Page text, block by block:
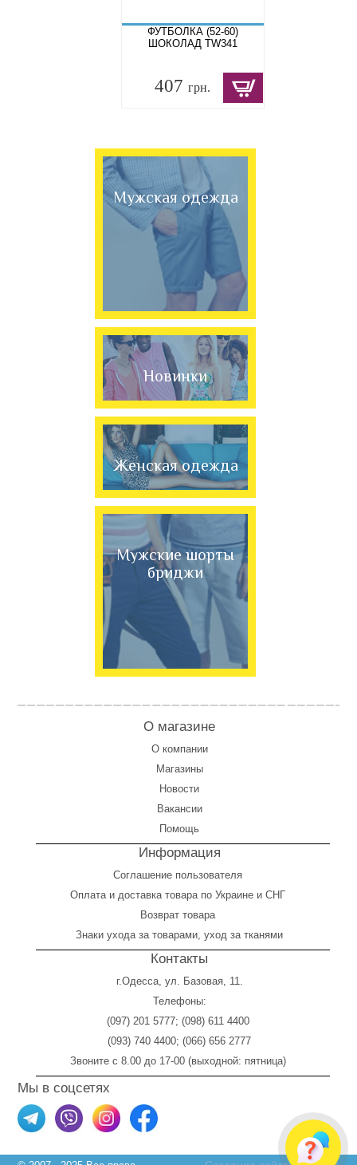
ФУТБОЛКА (52-60)
ШОКОЛАД TW341
407 грн.
Мужская одежда
Новинки
Женская одежда
Мужские шорты
бриджи
О магазине
О компании
Магазины
Новости
Вакансии
Помощь
Информация
Соглашение пользователя
Оплатаи доставка товара по Украине и СНГ
Возврат товара
Знаки ухода за товарами, уход за тканями
Контакты
г.Одесса, ул. Базовая, 11.
Телефоны:
(097) 201 5777; (098) 611 4400
(093) 740 4400; (066) 656 2777
Звоните с 8.00 до 17-00 (выходной: пятница)
Мы в соцсетях